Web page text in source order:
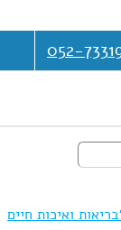
ואיכות חיים